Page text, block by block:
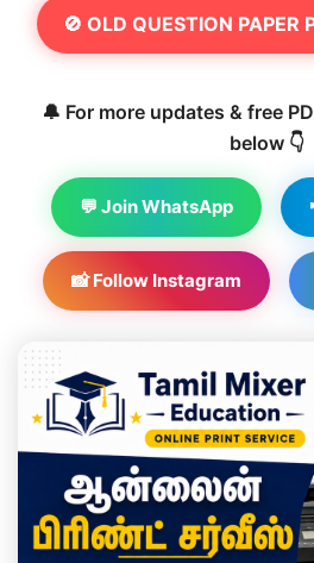
🚫 OLD QUESTION PAPER
🔔 For more updates & free
below 👇
💬 Join WhatsApp
📸 Follow Instagram